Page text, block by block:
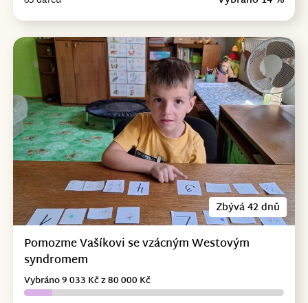
Zbývá 42 dnů
Pomozme Vašíkovi se vzácným Westovým
syndromem
Vybráno 9 033 Kč z 80 000 Kč